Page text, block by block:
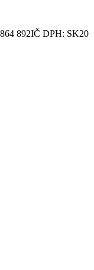
892IČ DPH: SK20